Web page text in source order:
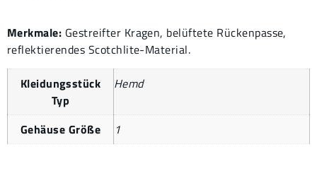
Merkmale: Gestreifter Kragen, belüftete Rückenpasse,
reflektierendes Scotchlite-Material.
Kleidungsstück
Typ
Hemd
Gehäuse Größe 1